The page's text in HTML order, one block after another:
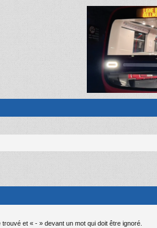
et « - » devant un mot qui doit être ignoré.